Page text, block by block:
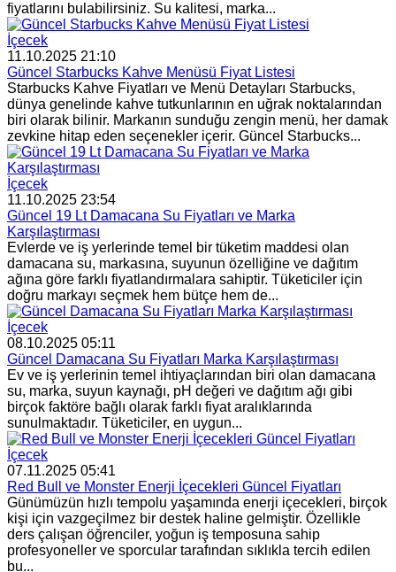
fiyatlarını bulabilirsiniz. Su kalitesi, marka...
İçecek
11.10.2025 21:10
Güncel Starbucks Kahve Menüsü Fiyat Listesi
Starbucks Kahve Fiyatları ve Menü Detayları Starbucks,
dünya genelinde kahve tutkunlarının en uğrak noktalarından
biri olarak bilinir. Markanın sunduğu zengin menü, her damak
zevkine hitap eden seçenekler içerir. Güncel Starbucks...
İçecek
11.10.2025 23:54
Güncel 19 Lt Damacana Su Fiyatları ve Marka
Karşılaştırması
Evlerde ve iş yerlerinde temel bir tüketim maddesi olan
damacana su, markasına, suyunun özelliğine ve dağıtım
ağına göre farklı fiyatlandırmalara sahiptir. Tüketiciler için
doğru markayı seçmek hem bütçe hem de...
İçecek
08.10.2025 05:11
Güncel Damacana Su Fiyatları Marka Karşılaştırması
Ev ve iş yerlerinin temel ihtiyaçlarından biri olan damacana
su, marka, suyun kaynağı, pH değeri ve dağıtım ağı gibi
birçok faktöre bağlı olarak farklı fiyat aralıklarında
sunulmaktadır. Tüketiciler, en uygun...
İçecek
07.11.2025 05:41
Red Bull ve Monster Enerji İçecekleri Güncel Fiyatları
Günümüzün hızlı tempolu yaşamında enerji içecekleri, birçok
kişi için vazgeçilmez bir destek haline gelmiştir. Özellikle
ders çalışan öğrenciler, yoğun iş temposuna sahip
profesyoneller ve sporcular tarafından sıklıkla tercih edilen
bu...